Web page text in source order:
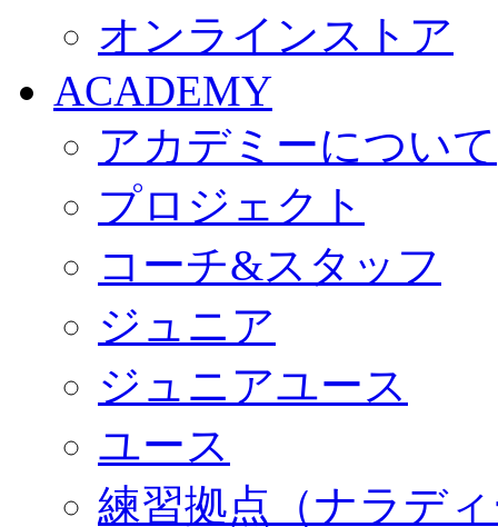
オンラインストア
ACADEMY
アカデミーについて
プロジェクト
コーチ&スタッフ
ジュニア
ジュニアユース
ユース
練習拠点（ナラデ